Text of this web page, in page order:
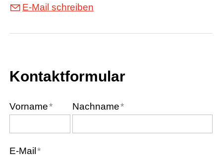
E-Mail schreiben
Kontaktformular
Vorname* Nachname*
E-Mail *